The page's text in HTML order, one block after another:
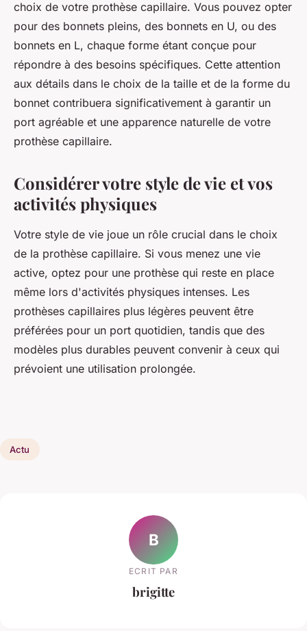
choix de votre prothèse capillaire. Vous pouvez opter
pour des bonnets pleins, des bonnets en U, ou des
bonnets en L, chaque forme étant conçue pour
répondre à des besoins spécifiques. Cette attention
aux détails dans le choix de la taille et de la forme du
bonnet contribuera significativement à garantir un
port agréable et une apparence naturelle de votre
prothèse capillaire.
Considérer votre style de vie et vos
activités physiques
Votre style de vie joue un rôle crucial dans le choix
de la prothèse capillaire. Si vous menez une vie
active, optez pour une prothèse qui reste en place
même lors d'activités physiques intenses. Les
prothèses capillaires plus légères peuvent être
préférées pour un port quotidien, tandis que des
modèles plus durables peuvent convenir à ceux qui
prévoient une utilisation prolongée.
Actu
B
ECRIT PAR
brigitte